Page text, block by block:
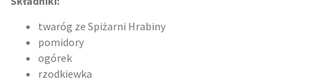
twaróg ze Spiżarni Hrabiny
pomidory
ogórek
rzodkiewka